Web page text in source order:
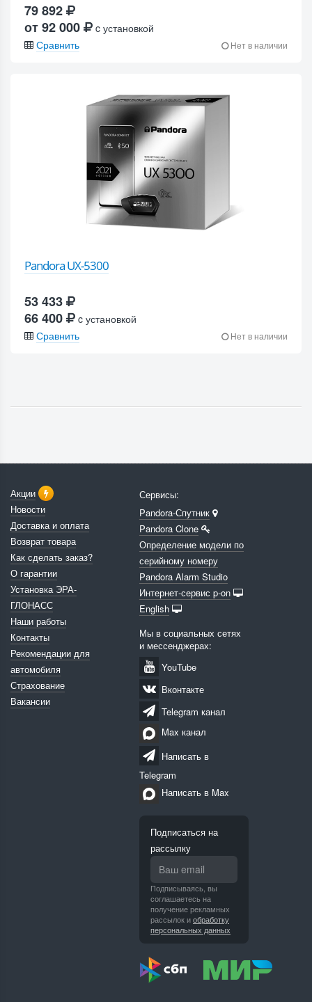
79 892
от 92 000
c установкой
Сравнить
Нет в наличии
Pandora UX-5300
53 433
66 400
c установкой
Сравнить
Нет в наличии
Акции
Новости
Доставка и оплата
Возврат товара
Как сделать заказ?
О гарантии
Установка ЭРА-
ГЛОНАСС
Наши работы
Контакты
Рекомендации для
автомобиля
Страхование
Вакансии
Сервисы:
Pandora-Спутник
Pandora Clone
Определение модели по
серийному номеру
Pandora Alarm Studio
Интернет-сервис p-on
English
Мы в социальных сетях
и мессенджерах:
YouTube
Вконтакте
Telegram канал
Max канал
Написать в
Telegram
Написать в Max
Подписаться на
рассылку
Подписываясь, вы
соглашаетесь на
получение рекламных
рассылок иобработку
персональных данных